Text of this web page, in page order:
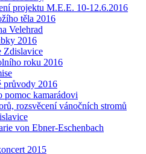
projektu M.E.E. 10-12.6.2016
těla 2016
Velehrad
2016
Zdislavice
roku 2016
průvody 2016
kamarádovi
rozsvěcení vánočních stromů
von Ebner-Eschenbach
2015